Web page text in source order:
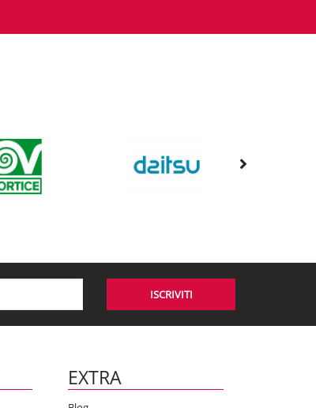
ISCRIVITI
EXTRA